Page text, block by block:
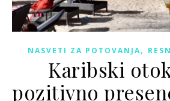
NASVETI ZA POTOVANJA,
Karibski
pozitivno